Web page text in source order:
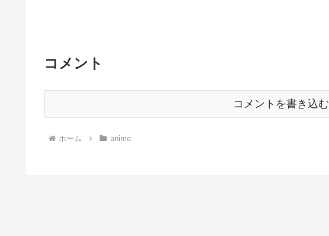
コメント
コメントを書き込む
ホーム anime